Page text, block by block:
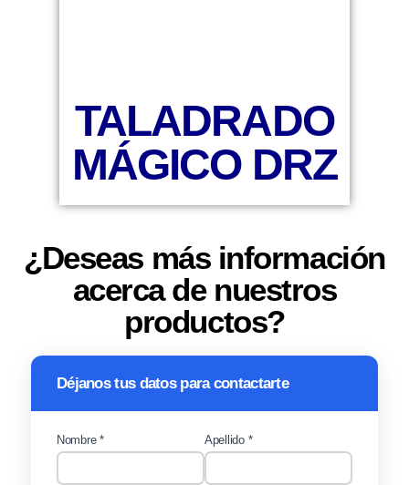
TALADRADO
MÁGICO DRZ
¿Deseas más información
acerca de nuestros
productos?
Déjanos tus datos para contactarte
Nombre * Apellido *